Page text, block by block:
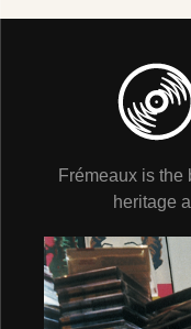
Frémeaux is the
heritage